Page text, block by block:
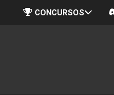
CONCURSOS